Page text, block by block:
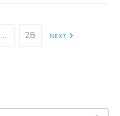
… 28 NEXT